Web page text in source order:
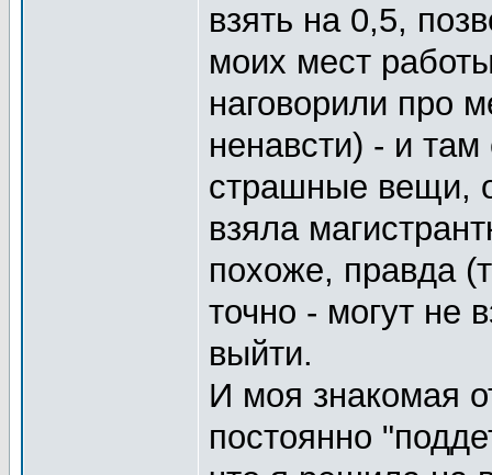
взять на 0,5,
моих мест
наговорили про
ненавсти) - и
страшные вещи,
взяла
похоже, правда
точно - могут не
выйти.
И моя знакомая
постоянно